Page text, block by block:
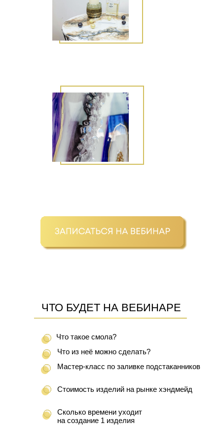
ЧТО БУДЕТ НА ВЕБИНАРЕ
Стоимость изделий на рынке хэндмейд
Сколько времени уходит
на создание 1 изделия
Что такое смола?
Что из неё можно сделать?
Мастер-класс по заливке подстаканников